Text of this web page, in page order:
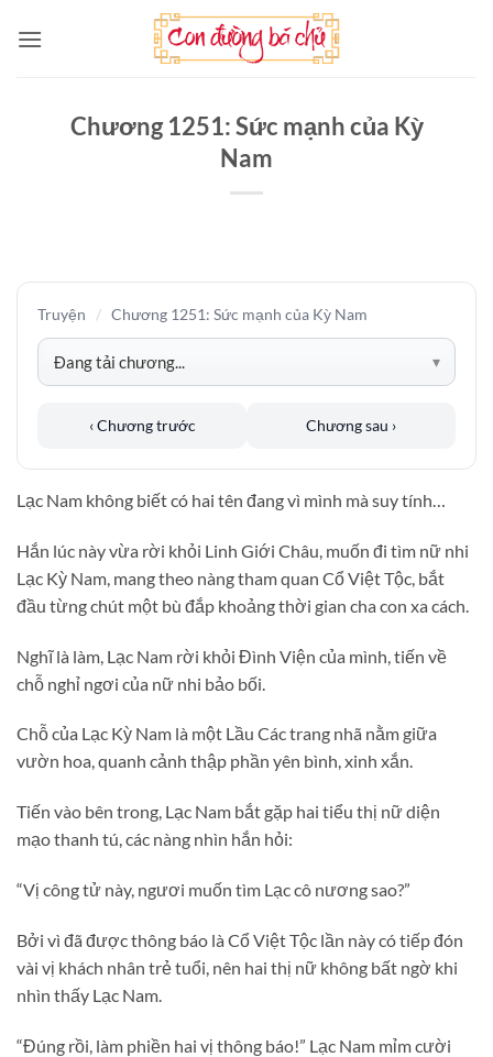
qua
Chương 1251: Sức mạnh của Kỳ
Nam
Truyện / Chương 1251: Sức mạnh của Kỳ Nam
‹ Chương trước Chương sau ›
Lạc Nam không biết có hai tên đang vì mình mà suy tính…
Hắn lúc này vừa rời khỏi Linh Giới Châu, muốn đi tìm nữ nhi
Lạc Kỳ Nam, mang theo nàng tham quan Cổ Việt Tộc, bắt
đầu từng chút một bù đắp khoảng thời gian cha con xa cách.
Nghĩ là làm, Lạc Nam rời khỏi Đình Viện của mình, tiến về
chỗ nghỉ ngơi của nữ nhi bảo bối.
Chỗ của Lạc Kỳ Nam là một Lầu Các trang nhã nằm giữa
vườn hoa, quanh cảnh thập phần yên bình, xinh xắn.
Tiến vào bên trong, Lạc Nam bắt gặp hai tiểu thị nữ diện
mạo thanh tú, các nàng nhìn hắn hỏi:
“Vị công tử này, ngươi muốn tìm Lạc cô nương sao?”
Bởi vì đã được thông báo là Cổ Việt Tộc lần này có tiếp đón
vài vị khách nhân trẻ tuổi, nên hai thị nữ không bất ngờ khi
nhìn thấy Lạc Nam.
“Đúng rồi, làm phiền hai vị thông báo!” Lạc Nam mỉm cười